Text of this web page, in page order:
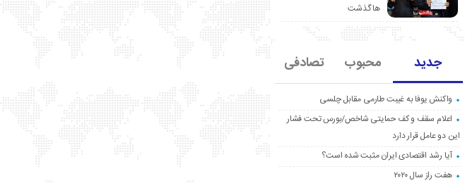
ها گذشت
جدید محبوب تصادفی
واکنش یوفا به غیبت طارمی مقابل چلسی
اعلام سقف و کف حمایتی شاخص/بورس تحت فشار
این دو عامل قرار دارد
آیا رشد اقتصادی ایران مثبت شده است؟
هفت راز سال ۲۰۲۰